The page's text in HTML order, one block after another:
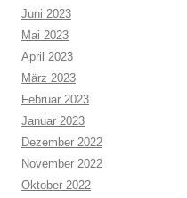
Juni 2023
Mai 2023
April 2023
März 2023
Februar 2023
Januar 2023
Dezember 2022
November 2022
Oktober 2022